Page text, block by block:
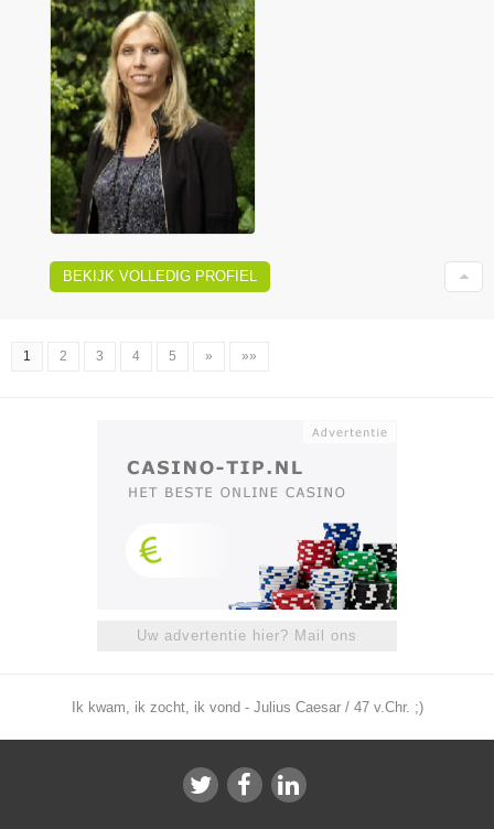
BEKIJK VOLLEDIG PROFIEL
1 2 3 4 5 » »»
Uw advertentie hier? Mail ons
Ik kwam, ik zocht, ik vond - Julius Caesar / 47 v.Chr. ;)